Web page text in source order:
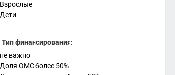
Взрослые
Дети
Тип финансирования:
не важно
Доля ОМС более 50%